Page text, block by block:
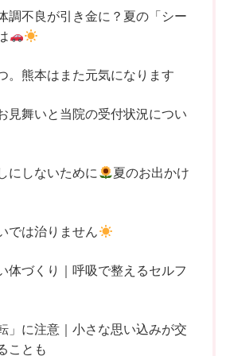
調不良が引き金に？夏の「シー
。熊本はまた元気になります
見舞いと当院の受付状況につい
にしないために
夏のお出かけ
では治りません
体づくり｜呼吸で整えるセルフ
」に注意｜小さな思い込みが交
ことも